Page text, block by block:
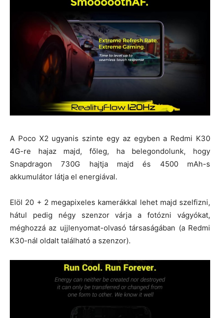
A Poco X2 ugyanis szinte egy az egyben a Redmi K30
4G-re hajaz majd, főleg, ha belegondolunk, hogy
Snapdragon 730G hajtja majd és 4500 mAh-s
akkumulátor látja el energiával.
Elöl 20 + 2 megapixeles kamerákkal lehet majd szelfizni,
hátul pedig négy szenzor várja a fotózni vágyókat,
méghozzá az ujjlenyomat-olvasó társaságában (a Redmi
K30-nál oldalt található a szenzor).